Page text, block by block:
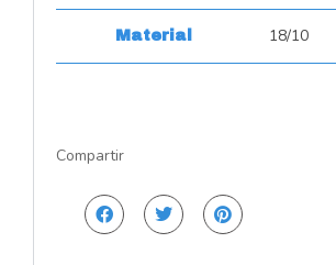
Material 18/10
Compartir